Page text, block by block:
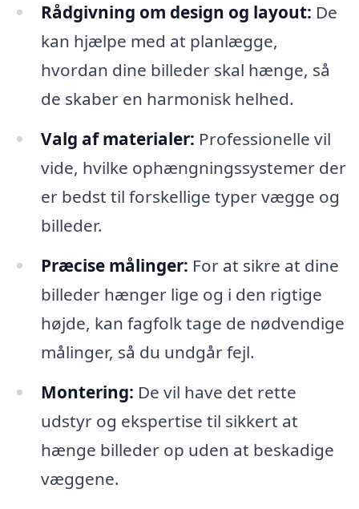
Rådgivning om design og layout: De
kan hjælpe med at planlægge,
hvordan dine billeder skal hænge, så
de skaber en harmonisk helhed.
Valg af materialer: Professionelle vil
vide, hvilke ophængningssystemer der
er bedst til forskellige typer vægge og
billeder.
Præcise målinger: For at sikre at dine
billeder hænger lige og i den rigtige
højde, kan fagfolk tage de nødvendige
målinger, så du undgår fejl.
Montering: De vil have det rette
udstyr og ekspertise til sikkert at
hænge billeder op uden at beskadige
væggene.